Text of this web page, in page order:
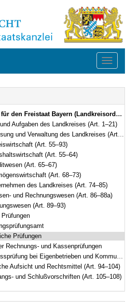
Toggle
– LKrO) in der Fassung der Bekanntmachung vom 22. August 1998 (GVBl. S. 826) BayRS 2020-3-1-I (Art. 1–108)
Aufgaben des Landkreises (Art. 1–21)
und Verwaltung des Landkreises (Art. 22–54)
(Art. 55–93)
(Art. 55–64)
(Art. 65–67)
(Art. 68–73)
des Landkreises (Art. 74–85)
und Rechnungswesen (Art. 86–88a)
(Art. 89–93)
Prüfungen
Rechnungs- und Kassenprüfungen
bei Eigenbetrieben und Kommunalunternehmen
Aufsicht und Rechtsmittel (Art. 94–104)
und Schlußvorschriften (Art. 105–108)